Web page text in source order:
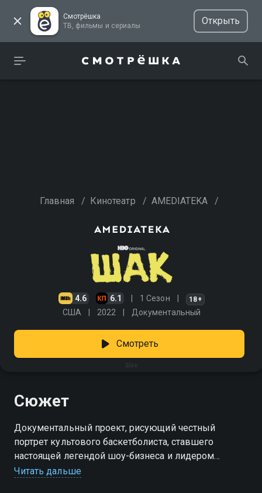
Смотрёшка
ТВ, фильмы и сериалы
Открыть
Главная / Кинотеатр / AMEDIATEKA /
4.6 6.1 1 Сезон 18+
США 2022 Документальный
Шак
Смотреть
Сюжет
Документальный проект, рисующий честный
портрет культового баскетболиста, ставшего
настоящей легендой шоу-бизнеса и лидером
мнений
Читать дальше